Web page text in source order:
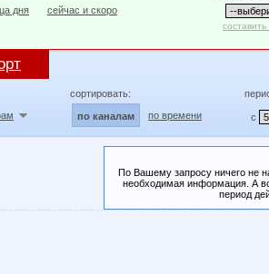
дня сейчас и скоро
сортировать:
по каналам по времени с
По Вашему запросу ничего не
необходимая информация. А
период